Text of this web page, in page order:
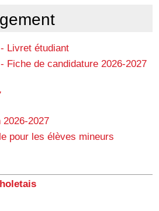
Livret étudiant
Fiche de candidature 2026-2027
2027
pour les élèves mineurs